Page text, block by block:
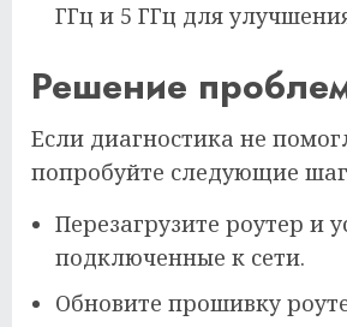
ГГц и 5 ГГц для
Решение
Если диагностика не
попробуйте следующие
Перезагрузите роутер и
подключенные к сети.
Обновите прошивку